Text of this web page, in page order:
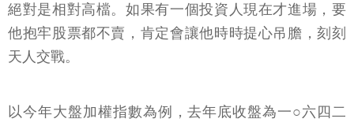
絕對是相對高檔。如果有一個投資人現在才進場，要
他抱牢股票都不賣，肯定會讓他時時提心吊膽，刻刻
天人交戰。
以今年大盤加權指數為例，去年底收盤為一○六四二